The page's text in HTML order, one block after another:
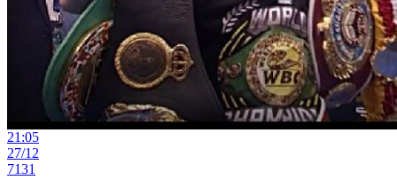
21:05
27/12
7131